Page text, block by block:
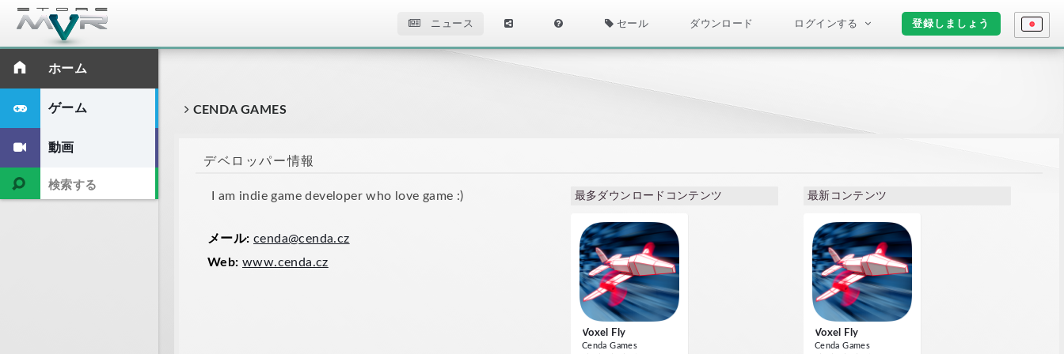
ニュース セール ダウンロード ログインする 登録しましょう
ホーム
ゲーム
動画
CENDA GAMES
デベロッパー情報
I am indie game developer who love game :)
メール: cenda@cenda.cz
Web: www.cenda.cz
最多ダウンロードコンテンツ
Voxel Fly
Cenda Games
最新コンテンツ
Voxel Fly
Cenda Games